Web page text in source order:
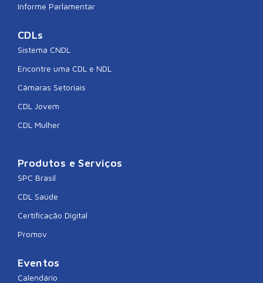
Informe Parlamentar
CDLs
Sistema CNDL
Encontre uma CDL e NDL
Câmaras Setoriais
CDL Jovem
CDL Mulher
Produtos e Serviços
SPC Brasil
CDL Saúde
Certificação Digital
Promov
Eventos
Calendário